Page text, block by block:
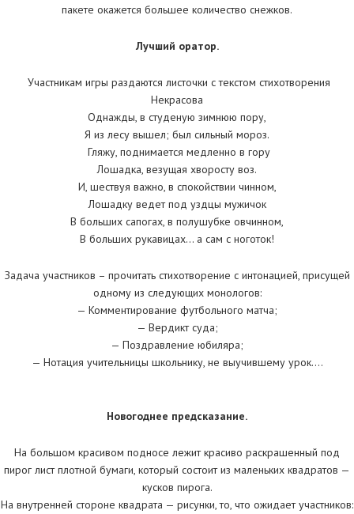
пакете окажется большее количество снежков.
Лучший оратор.
Участникам игры раздаются листочки с текстом стихотворения
Некрасова
Однажды, в студеную зимнюю пору,
Я из лесу вышел; был сильный мороз.
Гляжу, поднимается медленно в гору
Лошадка, везущая хворосту воз.
И, шествуя важно, в спокойствии чинном,
Лошадку ведет под уздцы мужичок
В больших сапогах, в полушубке овчинном,
В больших рукавицах… а сам с ноготок!
Задача участников – прочитать стихотворение с интонацией, присущей
одному из следующих монологов:
— Комментирование футбольного матча;
— Вердикт суда;
— Поздравление юбиляра;
— Нотация учительницы школьнику, не выучившему урок….
Новогоднее предсказание.
На большом красивом подносе лежит красиво раскрашенный под
пирог лист плотной бумаги, который состоит из маленьких квадратов —
кусков пирога.
На внутренней стороне квадрата — рисунки, то, что ожидает участников: